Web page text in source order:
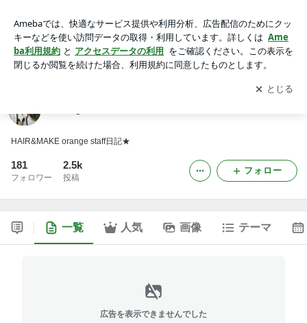
アプリをダウンロードして ブログの更新通知
を受け取りまし
ょう。
開く
HAIR&MAKE orange staff日記★
181
フォロワー
2.5k
投稿
フォロー
一覧 人気 画像 テーマ
広告を表示できませんでした